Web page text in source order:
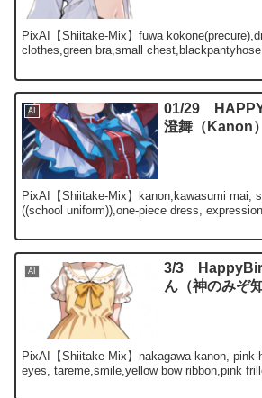
PixAI【Shiitake-Mix】fuwa
clothes,green bra,small
AI
01/29
澄舞（Kanon）
PixAI【Shiitake-Mix】kanon,kawasumi mai,
((school uniform)),one-piece dress,
AI
3/3
ん（神のみぞ
PixAI【Shiitake-Mix】nakagawa kanon, pink
eyes, tareme,smile,yellow bow ribbon,pink